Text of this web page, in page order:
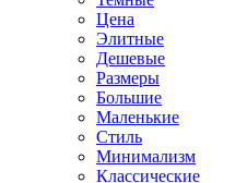
Цена
Элитные
Дешевые
Размеры
Большие
Маленькие
Стиль
Минимализм
Классические